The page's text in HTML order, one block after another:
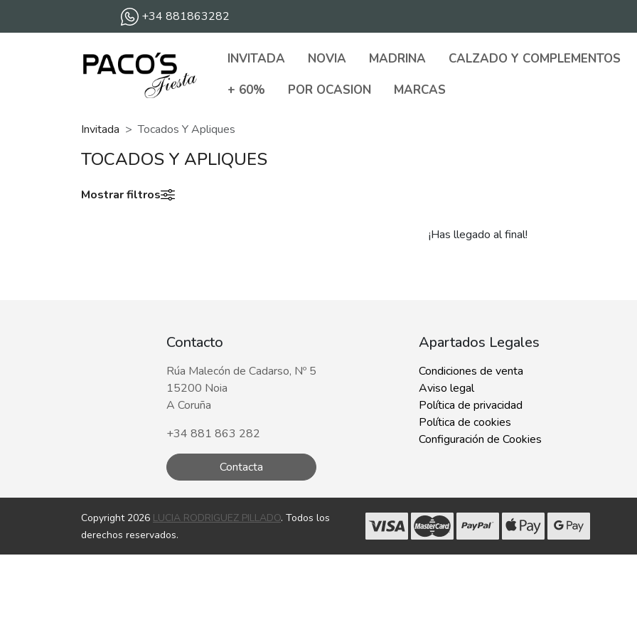
+34 881863282
INVITADA NOVIA MADRINA
CALZADO Y COMPLEMENTOS
+ 60%
POR OCASION MARCAS
Invitada Tocados Y Apliques
TOCADOS Y APLIQUES
Mostrar filtros
¡Has llegado al final!
Contacto
Rúa Malecón de Cadarso, Nº 5
15200 Noia
A Coruña
+34 881 863 282
Contacta
Apartados Legales
Condiciones de venta
Aviso legal
Política de privacidad
Política de cookies
Configuración de Cookies
Copyright 2026 LUCIA RODRIGUEZ PILLADO. Todos los
derechos reservados.